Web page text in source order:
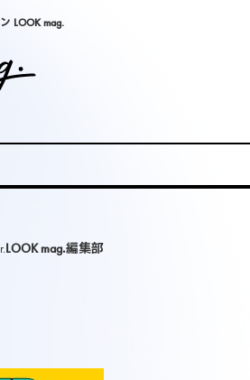
LOOK mag.
LOOK mag.編集部